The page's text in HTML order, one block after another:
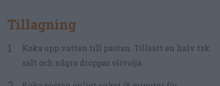
Tillagning
Koka upp vatten till pastan. Tillsätt en halv tsk
salt och några droppar olivolja.